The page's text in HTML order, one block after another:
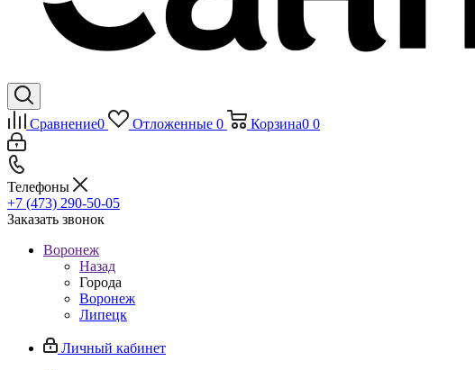
Сравнение0 Отложенные 0 Корзина0 0
Телефоны
+7 (473) 290-50-05
Заказать звонок
Воронеж
Назад
Города
Воронеж
Липецк
Личный кабинет